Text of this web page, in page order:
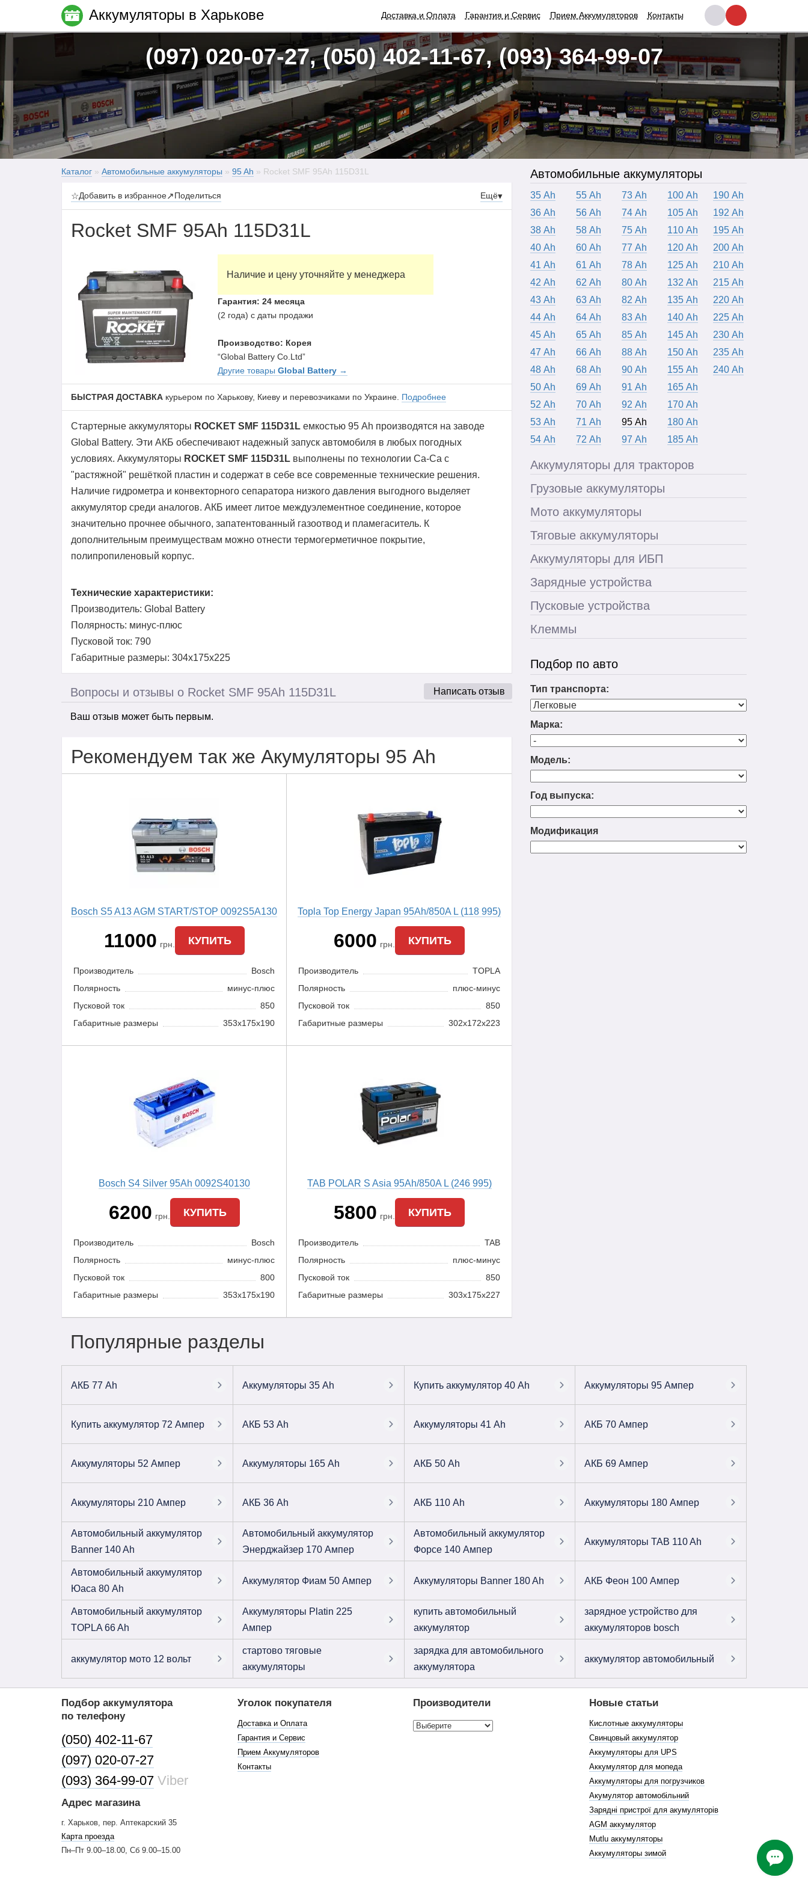
(097) 020-07-27, (050) 402-11-67, (093) 364-99-07
Каталог » Автомобильные аккумуляторы » 95 Ah » Rocket SMF 95Ah 115D31L
☆Добавить в избранное↗Поделиться Ещё▾
Rocket SMF 95Ah 115D31L
Наличие и цену уточняйте у менеджера
Гарантия: 24 месяца
(2 года) с даты продажи
Производство: Корея
“Global Battery Co.Ltd”
Другие товарыGlobal Battery →
БЫСТРАЯ ДОСТАВКА курьером по Харькову, Киеву и перевозчиками по Украине. Подробнее
Стартерные аккумуляторы ROCKET SMF 115D31L емкостью 95 Ah производятся на заводе
Global Battery. Эти АКБ обеспечивают надежный запуск автомобиля в любых погодных
условиях. Аккумуляторы ROCKET SMF 115D31L выполнены по технологии Ca-Ca c
"растяжной" решёткой пластин и содержат в себе все современные технические решения.
Наличие гидрометра и конвекторного сепаратора низкого давления выгодного выделяет
аккумулятор среди аналогов. АКБ имеет литое междуэлементное соединение, которое
значительно прочнее обычного, запатентованный газоотвод и пламегаситель. К
дополнительным преимуществам можно отнести термогерметичное покрытие,
полипропиленовый корпус.
Технические характеристики:
Производитель: Global Battery
Полярность: минус-плюс
Пусковой ток: 790
Габаритные размеры: 304x175x225
Написать отзыв
Вопросы и отзывы о Rocket SMF 95Ah 115D31L
Ваш отзыв может быть первым.
Рекомендуем так же Акумуляторы 95 Ah
Bosch S5 A13 AGM START/STOP 0092S5A130
11000 грн. КУПИТЬ
Производитель
Bosch
Полярность
минус-плюс
Пусковой ток
850
Габаритные размеры
353x175x190
Topla Top Energy Japan 95Ah/850A L (118 995)
6000 грн. КУПИТЬ
Производитель
TOPLA
Полярность
плюс-минус
Пусковой ток
850
Габаритные размеры
302х172х223
Bosch S4 Silver 95Ah 0092S40130
6200 грн. КУПИТЬ
Производитель
Bosch
Полярность
минус-плюс
Пусковой ток
800
Габаритные размеры
353x175x190
TAB POLAR S Asia 95Ah/850A L (246 995)
5800 грн. КУПИТЬ
Производитель
TAB
Полярность
плюс-минус
Пусковой ток
850
Габаритные размеры
303x175x227
Автомобильные аккумуляторы
35 Ah
36 Ah
38 Ah
40 Ah
41 Ah
42 Ah
43 Ah
44 Ah
45 Ah
47 Ah
48 Ah
50 Ah
52 Ah
53 Ah
54 Ah
55 Ah
56 Ah
58 Ah
60 Ah
61 Ah
62 Ah
63 Ah
64 Ah
65 Ah
66 Ah
68 Ah
69 Ah
70 Ah
71 Ah
72 Ah
73 Ah
74 Ah
75 Ah
77 Ah
78 Ah
80 Ah
82 Ah
83 Ah
85 Ah
88 Ah
90 Ah
91 Ah
92 Ah
95 Ah
97 Ah
100 Ah
105 Ah
110 Ah
120 Ah
125 Ah
132 Ah
135 Ah
140 Ah
145 Ah
150 Ah
155 Ah
165 Ah
170 Ah
180 Ah
185 Ah
190 Ah
192 Ah
195 Ah
200 Ah
210 Ah
215 Ah
220 Ah
225 Ah
230 Ah
235 Ah
240 Ah
Аккумуляторы для тракторов
Грузовые аккумуляторы
Мото аккумуляторы
Тяговые аккумуляторы
Аккумуляторы для ИБП
Зарядные устройства
Пусковые устройства
Клеммы
Подбор по авто
Тип транспорта:
Марка:
Модель:
Год выпуска:
Модификация
Популярные разделы
АКБ 77 Ah Аккумуляторы 35 Ah Купить аккумулятор 40 Ah Аккумуляторы 95 Ампер
Купить аккумулятор 72 Ампер АКБ 53 Ah Аккумуляторы 41 Ah АКБ 70 Ампер
Аккумуляторы 52 Ампер Аккумуляторы 165 Ah АКБ 50 Ah АКБ 69 Ампер
Аккумуляторы 210 Ампер АКБ 36 Ah АКБ 110 Ah Аккумуляторы 180 Ампер
Автомобильный аккумулятор
Banner 140 Ah
Автомобильный аккумулятор
Энерджайзер 170 Ампер
Автомобильный аккумулятор
Форсе 140 Ампер
Аккумуляторы TAB 110 Ah
Автомобильный аккумулятор
Юаса 80 Ah
Аккумулятор Фиам 50 Ампер Аккумуляторы Banner 180 Ah АКБ Феон 100 Ампер
Автомобильный аккумулятор
TOPLA 66 Ah
Аккумуляторы Platin 225
Ампер
купить автомобильный
аккумулятор
зарядное устройство для
аккумуляторов bosch
аккумулятор мото 12 вольт
стартово тяговые
аккумуляторы
зарядка для автомобильного
аккумулятора
аккумулятор автомобильный
Аккумуляторы в Харькове Доставка и Оплата Гарантия и Сервис Прием Аккумуляторов Контакты
Подбор аккумулятора
по телефону
(050) 402-11-67
(097) 020-07-27
(093) 364-99-07 Viber
Адрес магазина
г. Харьков, пер. Аптекарский 35
Карта проезда
Пн–Пт 9.00–18.00, Сб 9.00–15.00
Уголок покупателя
Доставка и Оплата
Гарантия и Сервис
Прием Аккумуляторов
Контакты
Производители Новые статьи
Кислотные аккумуляторы
Свинцовый аккумулятор
Аккумуляторы для UPS
Аккумулятор для мопеда
Аккумуляторы для погрузчиков
Акумулятор автомобільний
Зарядні пристрої для акумуляторів
AGM аккумулятор
Mutlu аккумуляторы
Аккумуляторы зимой